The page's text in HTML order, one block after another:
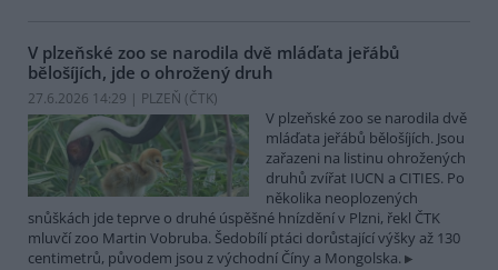
V plzeňské zoo se narodila dvě mláďata jeřábů
bělošíjích, jde o ohrožený druh
27.6.2026 14:29 | PLZEŇ (ČTK)
V plzeňské zoo se narodila dvě
mláďata jeřábů bělošíjích. Jsou
zařazeni na listinu ohrožených
druhů zvířat IUCN a CITIES. Po
několika neoplozených
snůškách jde teprve o druhé úspěšné hnízdění v Plzni, řekl ČTK
mluvčí zoo Martin Vobruba. Šedobílí ptáci dorůstající výšky až 130
centimetrů, původem jsou z východní Číny a Mongolska.